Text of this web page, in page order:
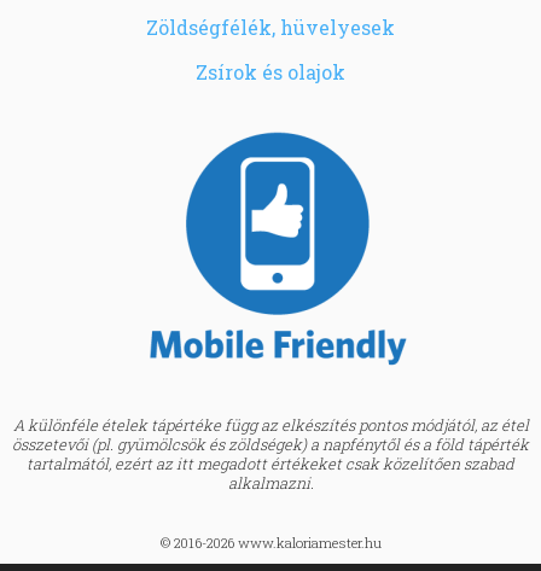
Zöldségfélék, hüvelyesek
Zsírok és olajok
A különféle ételek tápértéke függ az elkészítés pontos módjától, az étel
összetevői (pl. gyümölcsök és zöldségek) a napfénytől és a föld tápérték
tartalmától, ezért az itt megadott értékeket csak közelítően szabad
alkalmazni.
© 2016-2026 www.kaloriamester.hu